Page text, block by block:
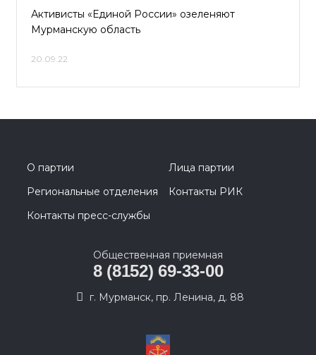
Активисты «Единой России» озеленяют
Мурманскую область
20.09.22
О партии
Лица партии
Региональные отделения
Контакты РИК
Контакты пресс-службы
Общественная приемная
8 (8152) 69-33-00
г. Мурманск, пр. Ленина, д. 88